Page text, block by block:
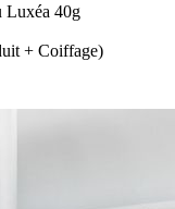
Luxéa 40g
+ Coiffage)